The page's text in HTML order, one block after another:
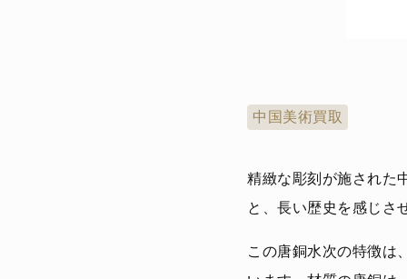
中国美術買取
精緻な彫刻が施された
と、長い歴史を感じさ
この唐銅水次の特徴は